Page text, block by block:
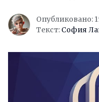
Опубликовано:
Текст: София